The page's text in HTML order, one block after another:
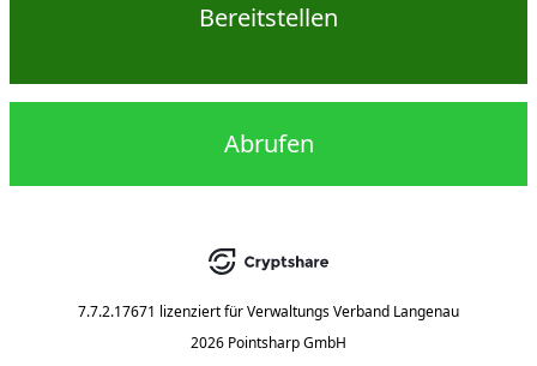
Bereitstellen
Abrufen
7.7.2.17671 lizenziert fürVerwaltungs Verband Langenau
2026 Pointsharp GmbH